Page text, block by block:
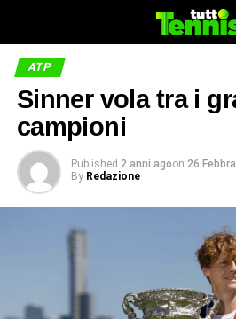
ATP
Sinner vola tra i
campioni
Published 2 anni agoon 26
By Redazione